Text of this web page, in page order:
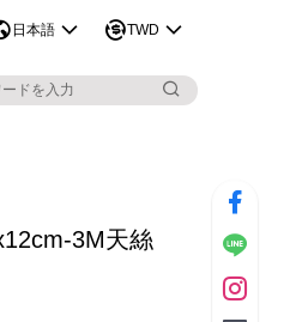
日本語 TWD
3M天絲